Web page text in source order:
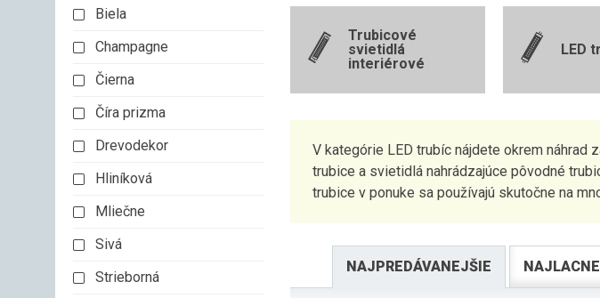
Trubicové
svietidlá
interiérové
LED
V kategórie LED trubíc nájdete okrem náhrad
trubice a svietidlá nahrádzajúce pôvodné
trubice v ponuke sa používajú skutočne na
NAJPREDÁVANEJŠIE
Biela
Champagne
Čierna
Číra prizma
Drevodekor
Hliníková
Mliečne
Sivá
Strieborná